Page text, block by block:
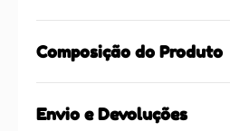
Composição do Produto
Envio e Devoluções